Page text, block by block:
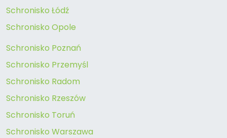
Schronisko Łódź
Schronisko Opole
Schronisko Poznań
Schronisko Przemyśl
Schronisko Radom
Schronisko Rzeszów
Schronisko Toruń
Schronisko Warszawa